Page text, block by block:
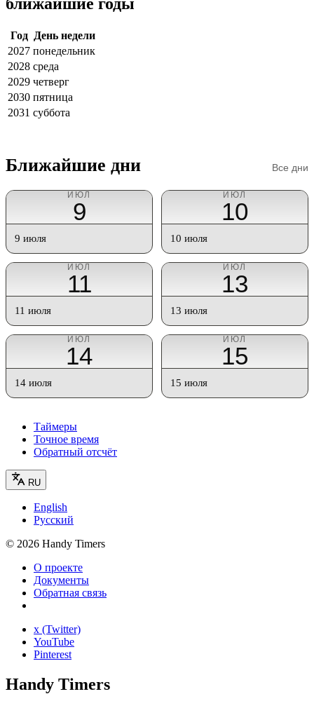
ближайшие годы
Год
День недели
2027 понедельник
2028 среда
2029 четверг
2030 пятница
2031 суббота
Ближайшие дни Все дни
ИЮЛ
9
9 июля
ИЮЛ
10
10 июля
ИЮЛ
11
11 июля
ИЮЛ
13
13 июля
ИЮЛ
14
14 июля
ИЮЛ
15
15 июля
Таймеры
Точное время
Обратный отсчёт
RU
English
Русский
© 2026 Handy Timers
О проекте
Документы
Обратная связь
x (Twitter)
YouTube
Pinterest
Handy Timers